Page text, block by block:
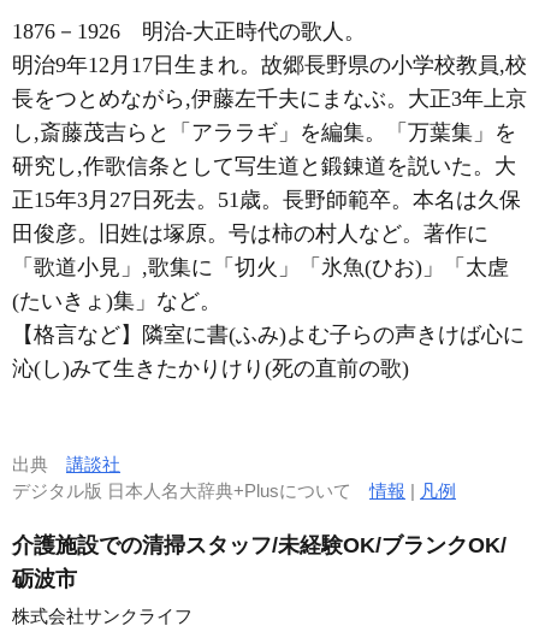
1876－1926 明治-大正時代の歌人。
明治9年12月17日生まれ。故郷長野県の小学校教員,校
長をつとめながら,伊藤左千夫にまなぶ。大正3年上京
し,斎藤茂吉らと「アララギ」を編集。「万葉集」を
研究し,作歌信条として写生道と鍛錬道を説いた。大
正15年3月27日死去。51歳。長野師範卒。本名は久保
田俊彦。旧姓は塚原。号は柿の村人など。著作に
「歌道小見」,歌集に「切火」「氷魚(ひお)」「太虗
(たいきょ)集」など。
【格言など】隣室に書(ふみ)よむ子らの声きけば心に
沁(し)みて生きたかりけり(死の直前の歌)
出典 講談社
デジタル版 日本人名大辞典+Plusについて情報 | 凡例
介護施設での清掃スタッフ/未経験OK/ブランクOK/
砺波市
株式会社サンクライフ